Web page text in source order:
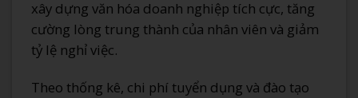
xây dựng văn hóa doanh nghiệp tích cực, tăng
cường lòng trung thành của nhân viên và giảm
tỷ lệ nghỉ việc.
Theo thống kê, chi phí tuyển dụng và đào tạo